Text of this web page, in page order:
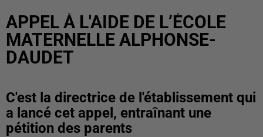
APPEL À L'AIDE DE L’ÉCOLE
MATERNELLE ALPHONSE-
DAUDET
C'est la directrice de l'établissement qui
a lancé cet appel, entraînant une
pétition des parents